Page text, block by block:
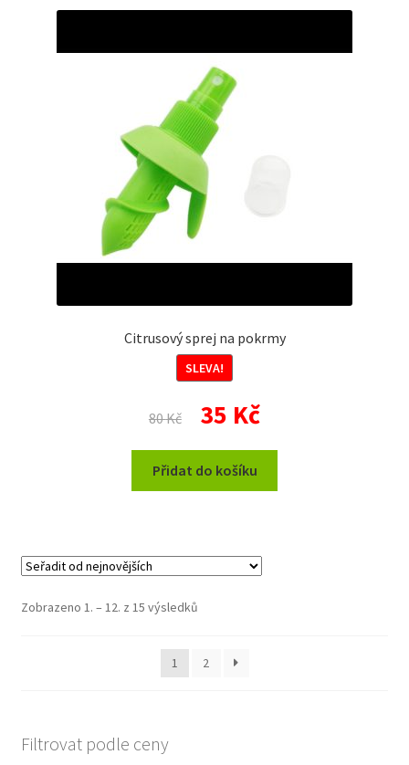
Citrusový sprej na pokrmy
SLEVA!
80Kč
Původní
cena
byla:
80 Kč.
35 KčAktuální
cena
je:
Přidat do košíku
Zobrazeno 1. – 12. z 15 výsledkůSeřazeno
1
2
Filtrovat podle ceny